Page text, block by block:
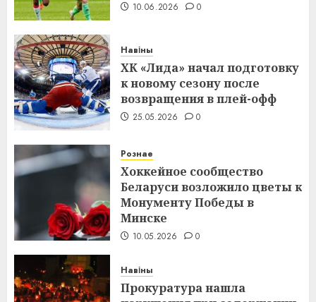
10.06.2026 0
Навіны
ХК «Лида» начал подготовку
к новому сезону после
возвращения в плей-офф
25.05.2026 0
Рознае
Хоккейное сообщество
Беларуси возложило цветы к
Монументу Победы в
Минске
10.05.2026 0
Навіны
Прокуратура нашла